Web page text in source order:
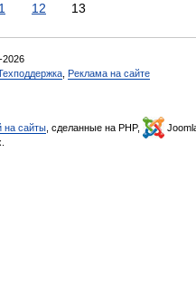
12 13
2026
Реклама на сайте
на сайты , сделанные на PHP,